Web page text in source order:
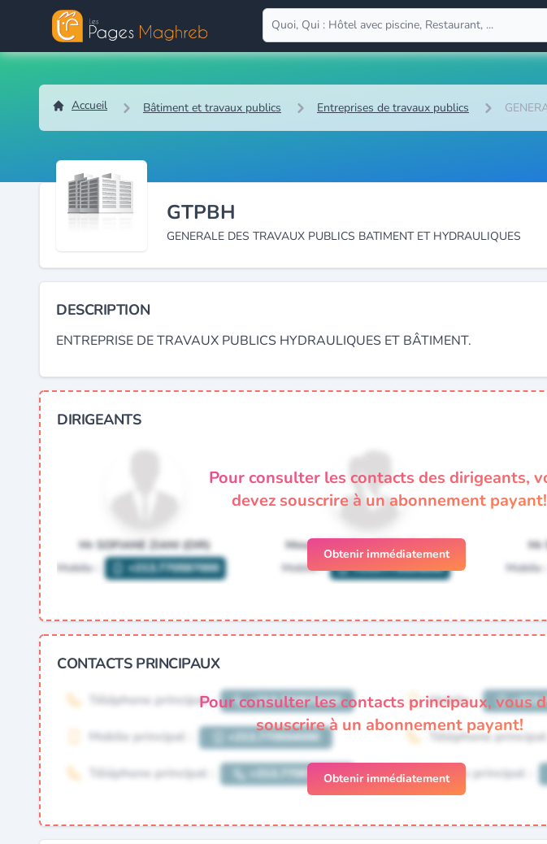
Accueil Bâtiment et travaux publics Entreprises de travaux publics
GTPBH
GENERALE DES TRAVAUX PUBLICS BATIMENT ET HYDRAULIQUES
DESCRIPTION
ENTREPRISE DE TRAVAUX PUBLICS HYDRAULIQUES ET BÂTIMENT.
DIRIGEANTS
Pour consulter les contacts des dirigeants,
devez souscrire à un abonnement payant!
Obtenir immédiatement
CONTACTS PRINCIPAUX
Pour consulter les contacts principaux, vous
souscrire à un abonnement payant!
Obtenir immédiatement